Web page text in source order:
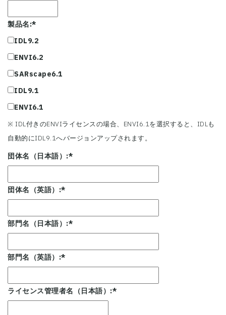
製品名:*
IDL9.2
ENVI6.2
SARscape6.1
IDL9.1
ENVI6.1
※ IDL付きのENVIライセンスの場合、ENVI6.1を選択すると、IDLも
自動的にIDL9.1へバージョンアップされます。
団体名（日本語）:*
団体名（英語）:*
部門名（日本語）:*
部門名（英語）:*
ライセンス管理者名（日本語）:*